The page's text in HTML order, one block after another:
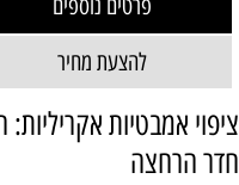
פרטים נוספים
להצעת מחיר
ציפוי אמבטיות
חדר הרחצה